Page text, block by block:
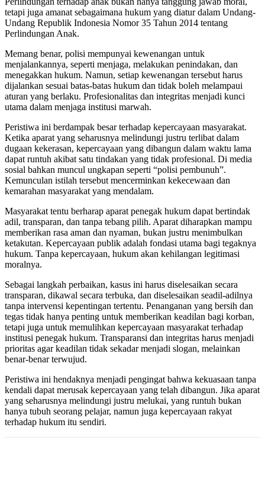
tetapi juga amanat sebagaimana hukum yang diatur dalam Undang-
Undang Republik Indonesia Nomor 35 Tahun 2014 tentang
Perlindungan Anak.
Memang benar, polisi mempunyai kewenangan untuk
menjalankannya, seperti menjaga, melakukan penindakan, dan
menegakkan hukum. Namun, setiap kewenangan tersebut harus
dijalankan sesuai batas-batas hukum dan tidak boleh melampaui
aturan yang berlaku. Profesionalitas dan integritas menjadi kunci
utama dalam menjaga institusi marwah.
Peristiwa ini berdampak besar terhadap kepercayaan masyarakat.
Ketika aparat yang seharusnya melindungi justru terlibat dalam
dugaan kekerasan, kepercayaan yang dibangun dalam waktu lama
dapat runtuh akibat satu tindakan yang tidak profesional. Di media
sosial bahkan muncul ungkapan seperti “polisi pembunuh”.
Kemunculan istilah tersebut mencerminkan kekecewaan dan
kemarahan masyarakat yang mendalam.
Masyarakat tentu berharap aparat penegak hukum dapat bertindak
adil, transparan, dan tanpa tebang pilih. Aparat diharapkan mampu
memberikan rasa aman dan nyaman, bukan justru menimbulkan
ketakutan. Kepercayaan publik adalah fondasi utama bagi tegaknya
hukum. Tanpa kepercayaan, hukum akan kehilangan legitimasi
moralnya.
Sebagai langkah perbaikan, kasus ini harus diselesaikan secara
transparan, dikawal secara terbuka, dan diselesaikan seadil-adilnya
tanpa intervensi kepentingan tertentu. Penanganan yang bersih dan
tegas tidak hanya penting untuk memberikan keadilan bagi korban,
tetapi juga untuk memulihkan kepercayaan masyarakat terhadap
institusi penegak hukum. Transparansi dan integritas harus menjadi
prioritas agar keadilan tidak sekadar menjadi slogan, melainkan
benar-benar terwujud.
Peristiwa ini hendaknya menjadi pengingat bahwa kekuasaan tanpa
kendali dapat merusak kepercayaan yang telah dibangun. Jika aparat
yang seharusnya melindungi justru melukai, yang runtuh bukan
hanya tubuh seorang pelajar, namun juga kepercayaan rakyat
terhadap hukum itu sendiri.